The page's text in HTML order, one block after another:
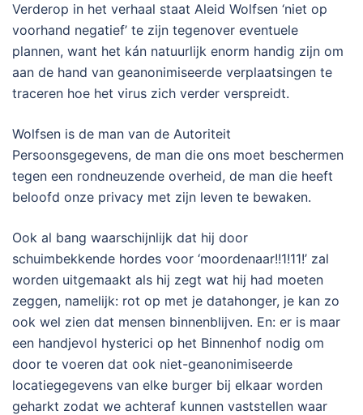
Verderop in het verhaal staat Aleid Wolfsen ‘niet op
voorhand negatief’ te zijn tegenover eventuele
plannen, want het kán natuurlijk enorm handig zijn om
aan de hand van geanonimiseerde verplaatsingen te
traceren hoe het virus zich verder verspreidt.
Wolfsen is de man van de Autoriteit
Persoonsgegevens, de man die ons moet beschermen
tegen een rondneuzende overheid, de man die heeft
beloofd onze privacy met zijn leven te bewaken.
Ook al bang waarschijnlijk dat hij door
schuimbekkende hordes voor ‘moordenaar!!1!11!’ zal
worden uitgemaakt als hij zegt wat hij had moeten
zeggen, namelijk: rot op met je datahonger, je kan zo
ook wel zien dat mensen binnenblijven. En: er is maar
een handjevol hysterici op het Binnenhof nodig om
door te voeren dat ook niet-geanonimiseerde
locatiegegevens van elke burger bij elkaar worden
geharkt zodat we achteraf kunnen vaststellen waar